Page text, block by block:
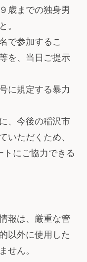
歳までの独身男
。
で参加するこ
を、当日ご提示
に規定する暴力
、今後の稲沢市
いただくため、
トにご協力できる
報は、厳重な管
以外に使用した
せん。